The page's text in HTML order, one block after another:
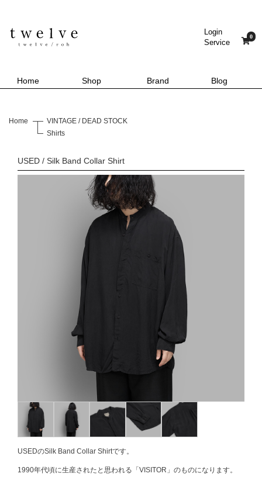
Login
Service
0
Home Shop Brand Blog
Home
VINTAGE / DEAD STOCK
Shirts
USED / Silk Band Collar Shirt
USEDのSilk Band Collar Shirtです。
1990年代頃に生産されたと思われる「VISITOR」のものになります。